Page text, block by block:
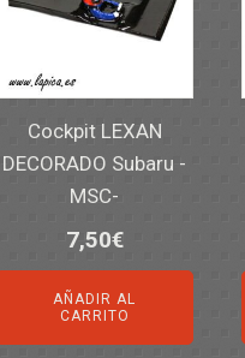
Cockpit LEXAN
DECORADO Subaru -
MSC-
7,50€
AÑADIR AL
CARRITO